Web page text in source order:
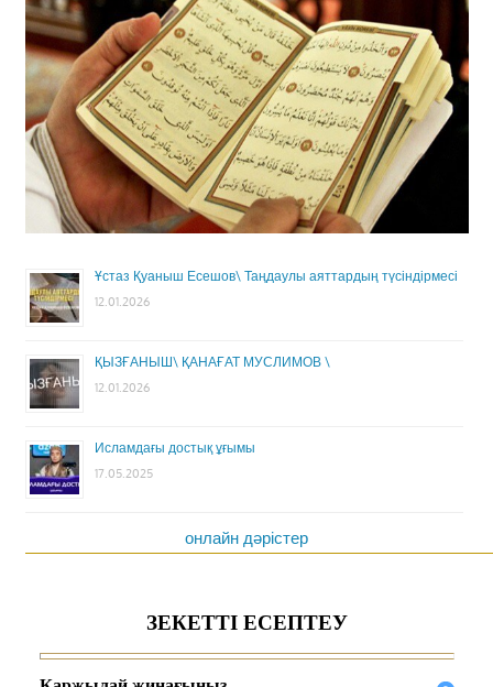
Ұстаз Қуаныш Есешов\ Таңдаулы аяттардың түсіндірмесі
12.01.2026
ҚЫЗҒАНЫШ\ ҚАНАҒАТ МУСЛИМОВ \
12.01.2026
Исламдағы достық ұғымы
17.05.2025
онлайн дәрістер